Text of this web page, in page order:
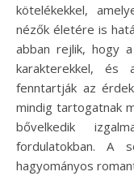
kötelékekkel,
nézők életére is
abban rejlik, hogy
karakterekkel, és
fenntartják az
mindig tartogatnak
bővelkedik
fordulatokban. A
hagyományos